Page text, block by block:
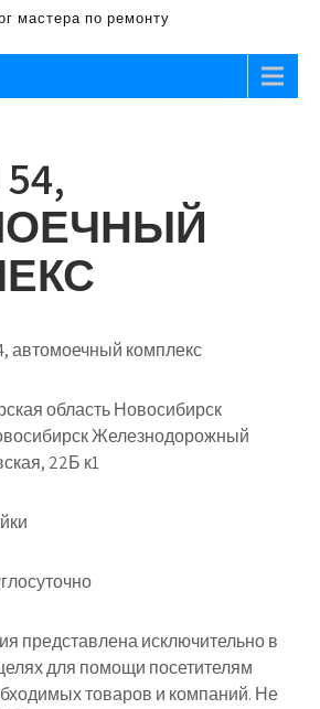
мастера по ремонту
автомоечный комплекс
область Новосибирск
Железнодорожный
22Б к1
представлена исключительно в
для помощи посетителям
товаров и компаний. Не